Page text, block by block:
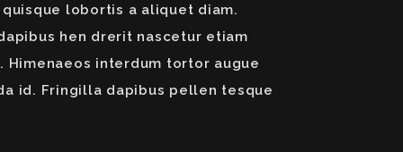
lobortis a aliquet diam.
hen drerit nascetur etiam
Himenaeos interdum tortor augue
id. Fringilla dapibus pellen tesque